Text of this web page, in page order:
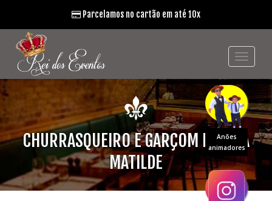
Anões
animadores
Parcelamos no cartão em até 10x
CHURRASQUEIRO E GARÇOM NA VILA
MATILDE